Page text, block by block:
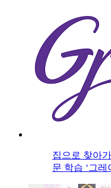
집으로 찾아
문 학습 ‘그레